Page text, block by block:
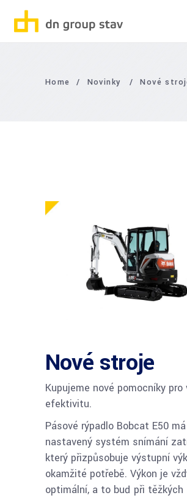
Home / Novinky /Nové
Nové stroje
Kupujeme nové pomocníky pro
efektivitu.
Pásové rýpadlo Bobcat E50
nastavený systém snímání
který přizpůsobuje výstupní
okamžité potřebě. Výkon je
optimální, a to buď při těžkých